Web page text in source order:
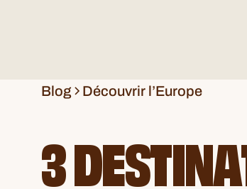
Blog Découvrir l’Europe
3